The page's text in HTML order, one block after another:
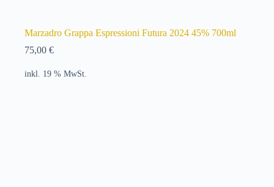
Marzadro Grappa Espressioni Futura 2024 45% 700ml
75,00 €
inkl. 19 % MwSt.